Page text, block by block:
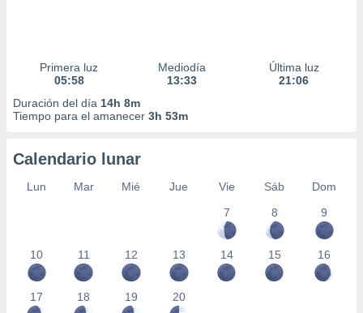
Primera luz
05:58
Mediodía
13:33
Última luz
21:06
Duración del día 14h 8m
Tiempo para el amanecer 3h 53m
Calendario lunar
Lun Mar Mié Jue Vie Sáb
Dom
7
8 9
10 11 12 13 14 15 16
17 18 19 20